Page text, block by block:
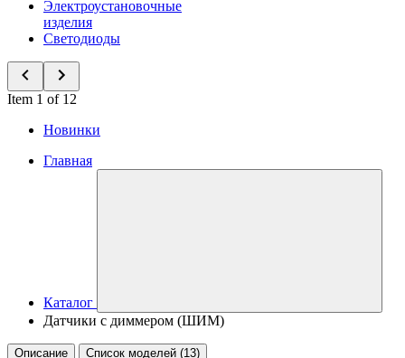
Электроустановочные
изделия
Светодиоды
Item 1 of 12
Новинки
Главная
Каталог
Датчики с диммером (ШИМ)
Описание
Список моделей (13)